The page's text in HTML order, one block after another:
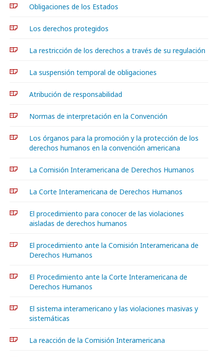
Obligaciones de los Estados
Los derechos protegidos
La restricción de los derechos a través de su regulación
La suspensión temporal de obligaciones
Atribución de responsabilidad
Normas de interpretación en la Convención
Los órganos para la promoción y la protección de los
derechos humanos en la convención americana
La Comisión Interamericana de Derechos Humanos
La Corte Interamericana de Derechos Humanos
El procedimiento para conocer de las violaciones
aisladas de derechos humanos
El procedimiento ante la Comisión Interamericana de
Derechos Humanos
El Procedimiento ante la Corte Interamericana de
Derechos Humanos
El sistema interamericano y las violaciones masivas y
sistemáticas
La reacción de la Comisión Interamericana